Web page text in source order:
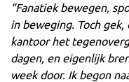
“Fanatiek bewegen,
in beweging. Toch
kantoor het
dagen, en eigenlijk
week door. Ik begon